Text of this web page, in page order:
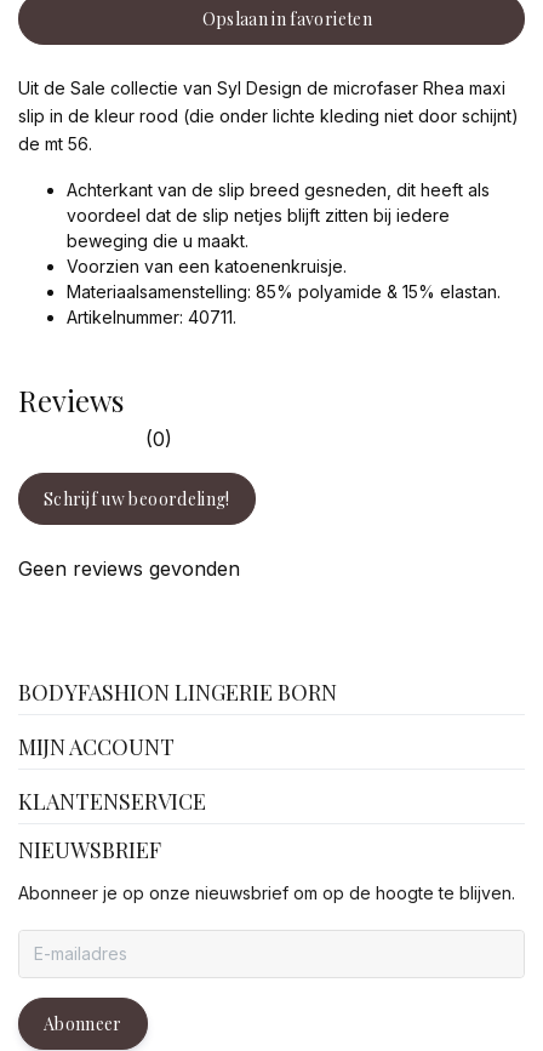
Opslaan in favorieten
Uit de Sale collectie van Syl Design de microfaser Rhea maxi
slip in de kleur rood (die onder lichte kleding niet door schijnt)
de mt 56.
Achterkant van de slip breed gesneden, dit heeft als
voordeel dat de slip netjes blijft zitten bij iedere
beweging die u maakt.
Voorzien van een katoenenkruisje.
Materiaalsamenstelling: 85% polyamide & 15% elastan.
Artikelnummer: 40711.
Reviews
(0)
Schrijf uw beoordeling!
Geen reviews gevonden
BODYFASHION LINGERIE BORN
MIJN ACCOUNT
KLANTENSERVICE
NIEUWSBRIEF
Abonneer je op onze nieuwsbrief om op de hoogte te blijven.
Abonneer